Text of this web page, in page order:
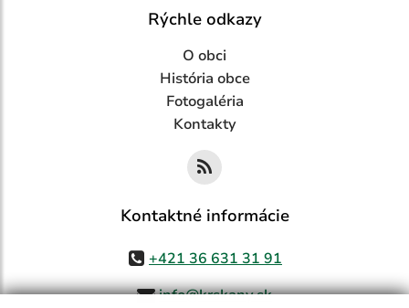
Rýchle odkazy
O obci
História obce
Fotogaléria
Kontakty
Kontaktné informácie
+421 36 631 31 91
info@krskany.sk